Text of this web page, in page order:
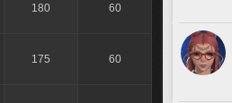
180 60
175 60